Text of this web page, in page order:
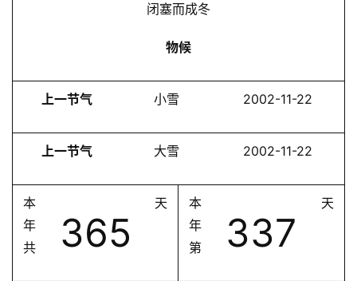
闭塞而成冬
物候
上一节气 小雪 2002-11-22
上一节气 大雪 2002-11-22
本
年
共
365
天
本
年
第
337
天